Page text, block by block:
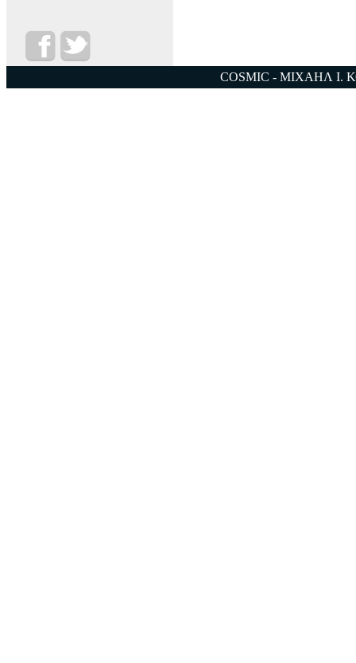
COSMIC - ΜΙΧΑΗΛ Ι.